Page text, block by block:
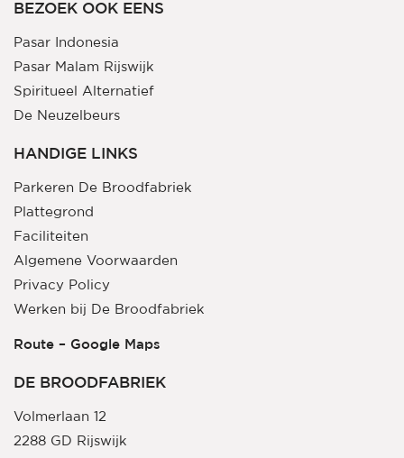
BEZOEK OOK EENS
Pasar Indonesia
Pasar Malam Rijswijk
Spiritueel Alternatief
De Neuzelbeurs
Internationale Mineralenbeurs
Patchwork & Quiltdagen
Nederlandse Modelspoordagen
HANDIGE LINKS
Parkeren De Broodfabriek
Plattegrond
Faciliteiten
Algemene Voorwaarden
Privacy Policy
Werken bij De Broodfabriek
Route – Google Maps
DE BROODFABRIEK
Volmerlaan 12
2288 GD Rijswijk